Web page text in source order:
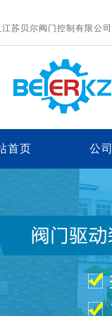
江苏贝尔阀门控制有限公
首页 公